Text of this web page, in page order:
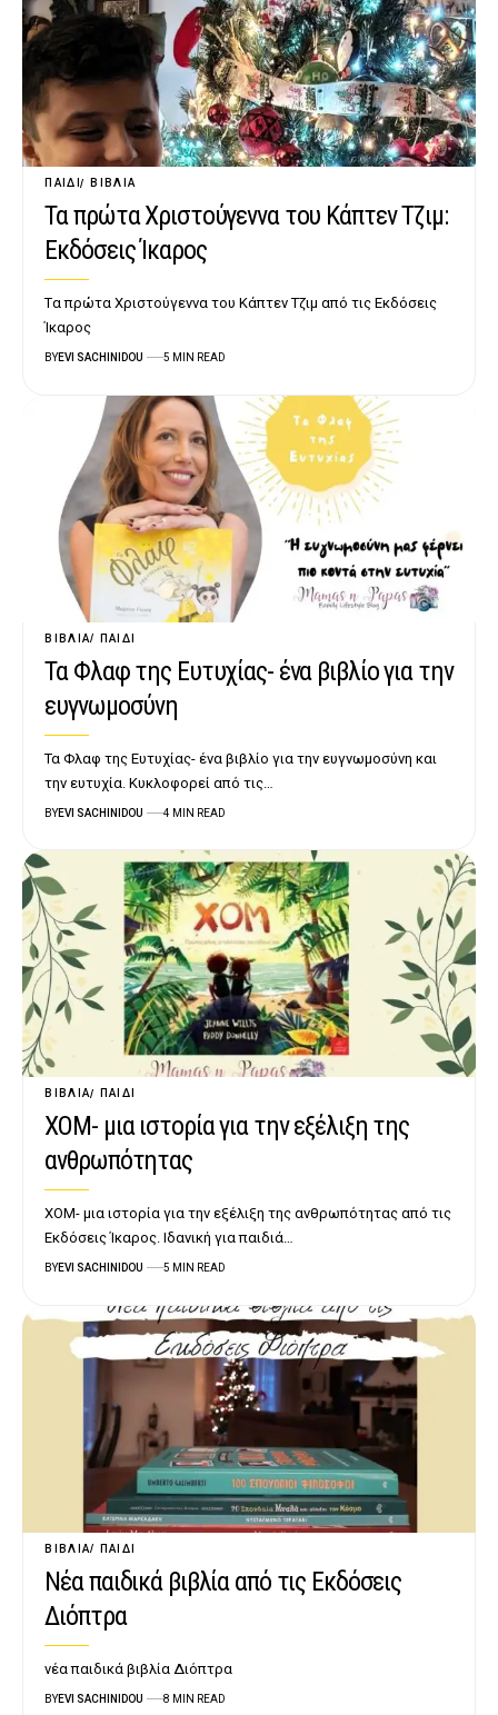
ΠΑΙΔΊ ΒΙΒΛΊΑ
Τα πρώτα Χριστούγεννα του Κάπτεν Τζιμ:
Εκδόσεις Ίκαρος
Tα πρώτα Χριστούγεννα του Κάπτεν Τζιμ από τις Εκδόσεις
Ίκαρος
BYEVI SACHINIDOU 5 MIN READ
ΒΙΒΛΊΑ ΠΑΙΔΊ
Τα Φλαφ της Ευτυχίας- ένα βιβλίο για την
ευγνωμοσύνη
Τα Φλαφ της Ευτυχίας- ένα βιβλίο για την ευγνωμοσύνη και
την ευτυχία. Κυκλοφορεί από τις…
BYEVI SACHINIDOU 4 MIN READ
ΒΙΒΛΊΑ ΠΑΙΔΊ
ΧΟΜ- μια ιστορία για την εξέλιξη της
ανθρωπότητας
ΧΟΜ- μια ιστορία για την εξέλιξη της ανθρωπότητας από τις
Εκδόσεις Ίκαρος. Ιδανική για παιδιά…
BYEVI SACHINIDOU 5 MIN READ
ΒΙΒΛΊΑ ΠΑΙΔΊ
Νέα παιδικά βιβλία από τις Εκδόσεις
Διόπτρα
νέα παιδικά βιβλία Διόπτρα
BYEVI SACHINIDOU 8 MIN READ